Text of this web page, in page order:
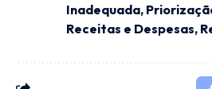
Inadequada,
Receitas e Despesas,